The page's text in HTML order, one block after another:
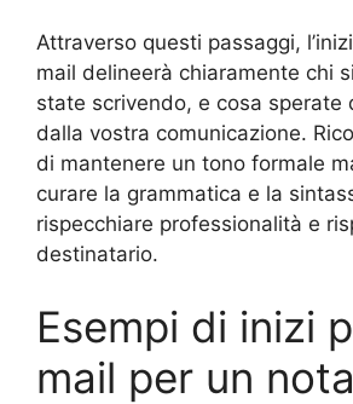
Attraverso questi passaggi,
mail delineerà chiaramente chi
state scrivendo, e cosa sperate
dalla vostra comunicazione.
di mantenere un tono formale
curare la grammatica e la
rispecchiare professionalità e
destinatario.
Esempi di inizi
mail per un